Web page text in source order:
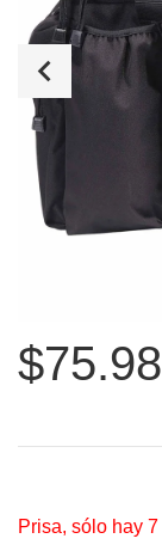
$75.98
Prisa, sólo hay 7